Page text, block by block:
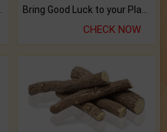
CHECK NOW